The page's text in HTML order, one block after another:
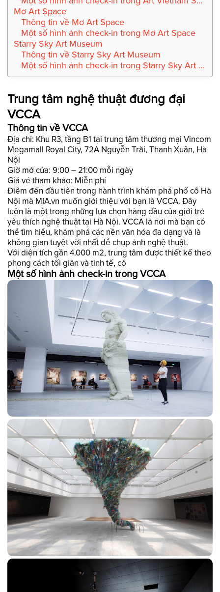
Mơ Art Space
Thông tin về Mơ Art Space
Một số hình ảnh check-in trong Mơ Art Space
Starry Sky Art Museum
Thông tin về Starry Sky Art Museum
Một số hình ảnh check-in trong Starry Sky Art Museum
Trung tâm nghệ thuật đương đại
VCCA
Thông tin về VCCA
Địa chỉ: Khu R3, tầng B1 tại trung tâm thương mại Vincom
Megamall Royal City, 72A Nguyễn Trãi, Thanh Xuân, Hà
Nội
Giờ mở cửa: 9:00 – 21:00 mỗi ngày
Giá vé tham khảo: Miễn phí
Điểm đến đầu tiên trong hành trình khám phá phố cổ Hà
Nội mà MIA.vn muốn giới thiệu với bạn là VCCA. Đây
luôn là một trong những lựa chọn hàng đầu của giới trẻ
yêu thích nghệ thuật tại Hà Nội. VCCA là nơi mà bạn có
thể tìm hiểu, khám phá các nền văn hóa đa dạng và là
không gian tuyệt vời nhất để chụp ảnh nghệ thuật.
Với diện tích gần 4.000 m2, trung tâm được thiết kế theo
phong cách tối giản và tinh tế, có
Một số hình ảnh check-in trong VCCA